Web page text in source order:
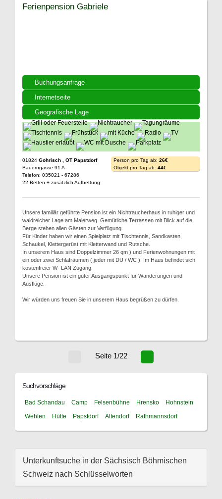
Buchungsanfrage
Internetseite
Geografische Lage
Ferienpension Gabriele
01824 Gohrisch , OT Papstdorf
Bauerngasse 91 A
Telefon: 035021 - 67286
22 Betten + zusätzlich Aufbettung
Person pro Tag ab: 26€
Objekt pro Tag ab: 44€
Unsere familiär geführte Pension ist ein Nichtraucherhaus in ruhiger und
waldreicher Lage am Malerweg. Gemütliche Terrassen mit Blick auf die
Berge stehen allen Gästen zur Verfügung.
Für Kinder haben wir einen Spielplatz mit Tischtennis, Sandkasten,
Schaukel, Klettergerüst mit Kletterwand und Rutsche.
In unserem Haus sind Doppelzimmer 26 qm ) und Ferienwohnungen mit
ein oder zwei Schlafräumen ( jeder mit DU / WC ). Im Haus befindet sich
kostenfreier W- LAN Zugang.
Unsere Pension ist ein guter Ausgangspunkt für Wanderungen und
Ausflüge.
Wir würden uns freuen Sie in unserem Haus begrüßen zu dürfen.
Seite 1/22
Suchvorschläge
Bad Schandau Camp Felsenbühne Hrensko
Hohnstein
Wehlen
Hütte Papstdorf Altendorf Rathmannsdorf
Unterkunftsuche in der Sächsisch Böhmischen
Schweiz nach Schlüsselworten